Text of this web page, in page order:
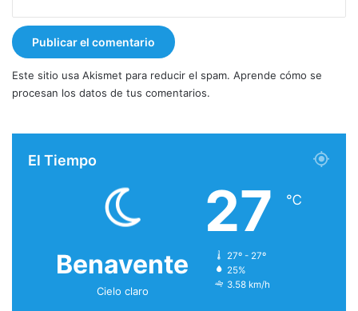
Este sitio usa Akismet para reducir el spam. Aprende cómo se
procesan los datos de tus comentarios.
El Tiempo
Benavente
Cielo claro
27 ℃
27º - 27º
25%
3.58 km/h